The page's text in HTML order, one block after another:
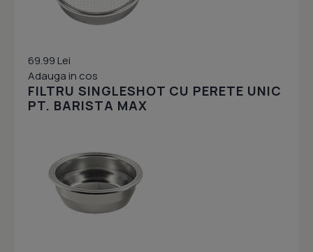
69.99 Lei
Adauga in cos
FILTRU SINGLESHOT CU PERETE UNIC
PT. BARISTA MAX